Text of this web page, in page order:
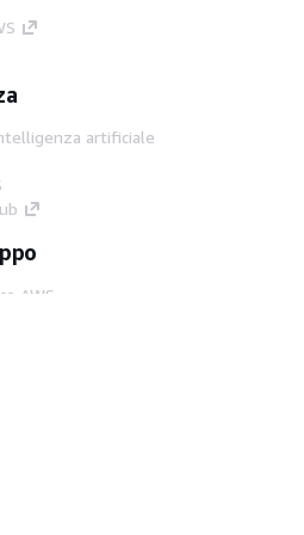
artificiale
AWS